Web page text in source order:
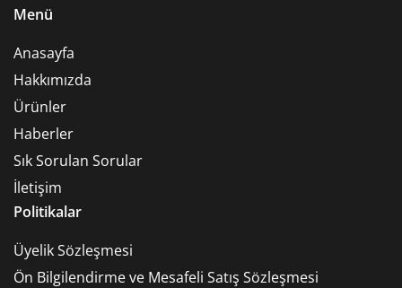
Menü
Anasayfa
Hakkımızda
Ürünler
Haberler
Sık Sorulan Sorular
İletişim
Politikalar
Üyelik Sözleşmesi
Ön Bilgilendirme ve Mesafeli Satış Sözleşmesi